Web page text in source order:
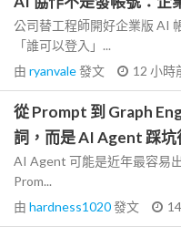
公司替工程師開好企業版 AI
「誰可以登入」...
由 ryanvale發文 12 小時
從 Prompt 到 Graph
詞，而是 AI Agent 踩坑
AI Agent 可能是近年最容易
Prom...
由 hardness1020發文